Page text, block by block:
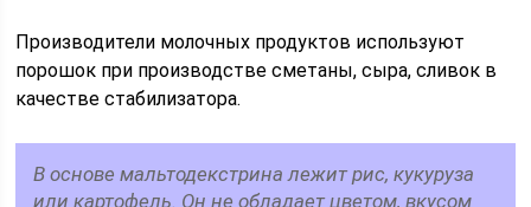
Производители молочных продуктов используют
порошок при производстве сметаны, сыра, сливок в
качестве стабилизатора.
В основе мальтодекстрина лежит рис, кукуруза
или картофель. Он не обладает цветом, вкусом